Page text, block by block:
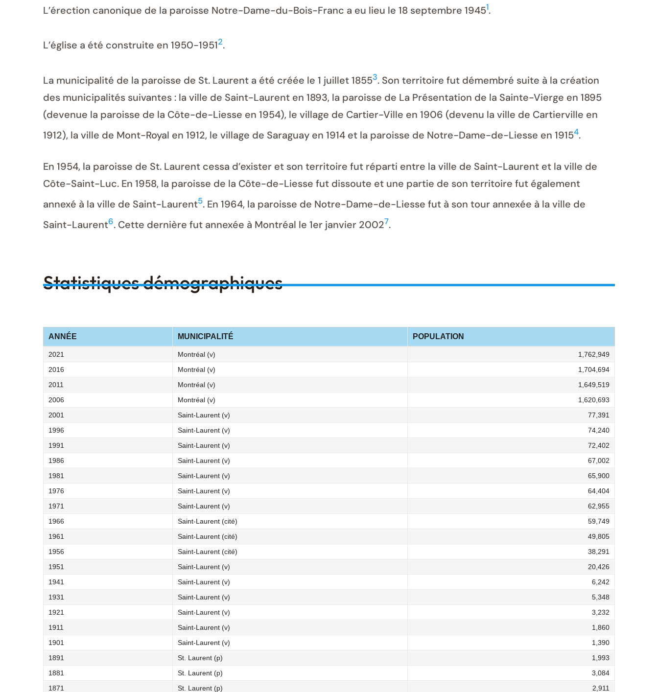
L’érection canonique de la paroisse Notre-Dame-du-Bois-Franc a eu lieu le 18 septembre 19451.
L’église a été construite en 1950-19512.
La municipalité de la paroisse de St. Laurent a été créée le 1 juillet 18553. Son territoire fut démembré suite à la création
des municipalités suivantes : la ville de Saint-Laurent en 1893, la paroisse de La Présentation de la Sainte-Vierge en 1895
(devenue la paroisse de la Côte-de-Liesse en 1954), le village de Cartier-Ville en 1906 (devenu la ville de Cartierville en
1912), la ville de Mont-Royal en 1912, le village de Saraguay en 1914 et la paroisse de Notre-Dame-de-Liesse en 19154.
En 1954, la paroisse de St. Laurent cessa d’exister et son territoire fut réparti entre la ville de Saint-Laurent et la ville de
Côte-Saint-Luc. En 1958, la paroisse de la Côte-de-Liesse fut dissoute et une partie de son territoire fut également
annexé à la ville de Saint-Laurent5. En 1964, la paroisse de Notre-Dame-de-Liesse fut à son tour annexée à la ville de
Saint-Laurent6. Cette dernière fut annexée à Montréal le 1er janvier 20027.
Statistiques démographiques
ANNÉE MUNICIPALITÉ POPULATION
2021 Montréal (v)
1,762,949
2016
Montréal (v)
1,704,694
2011
Montréal (v)
1,649,519
2006
Montréal (v)
1,620,693
2001
Saint-Laurent (v)
77,391
1996
Saint-Laurent (v)
74,240
1991
Saint-Laurent (v)
72,402
1986
Saint-Laurent (v)
67,002
1981
Saint-Laurent (v)
65,900
1976
Saint-Laurent (v)
64,404
1971
Saint-Laurent (v)
62,955
1966
Saint-Laurent (cité)
59,749
1961
Saint-Laurent (cité)
49,805
1956
Saint-Laurent (cité)
38,291
1951
Saint-Laurent (v)
20,426
1941
Saint-Laurent (v)
6,242
1931
Saint-Laurent (v)
5,348
1921
Saint-Laurent (v)
3,232
1911
Saint-Laurent (v)
1,860
1901
Saint-Laurent (v)
1,390
1891
St. Laurent (p)
1,993
1881
St. Laurent (p)
3,084
1871
St. Laurent (p) 2,911